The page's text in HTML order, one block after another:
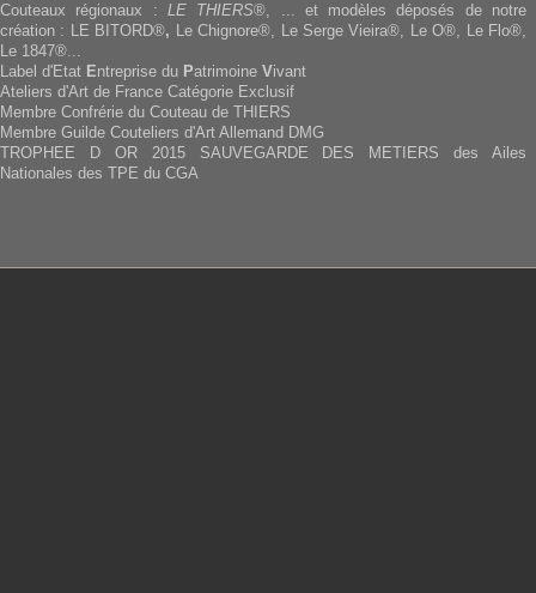
Couteaux régionaux : LE THIERS®, ... et modèles déposés de notre
création : LE BITORD®, Le Chignore®, Le Serge Vieira®, Le O®, Le Flo®,
Le 1847®...
Label d'Etat Entreprise du Patrimoine Vivant
Ateliers d'Art de France Catégorie Exclusif
Membre Confrérie du Couteau de THIERS
Membre Guilde Couteliers d'Art Allemand DMG
TROPHEE D OR 2015 SAUVEGARDE DES METIERS des Ailes
Nationales des TPE du CGA